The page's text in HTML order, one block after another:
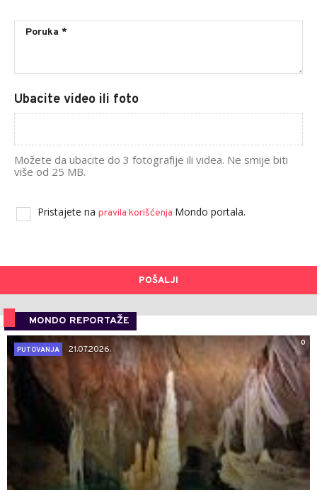
Ubacite video ili foto
Možete da ubacite do 3 fotografije ili videa. Ne smije biti
više od 25 MB.
Pristajete na pravila korišćenja Mondo portala.
POŠALJI
MONDO REPORTAŽE
0
PUTOVANJA
21.07.2026.